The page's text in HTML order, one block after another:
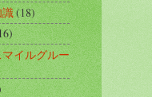
(18)
イルグルー